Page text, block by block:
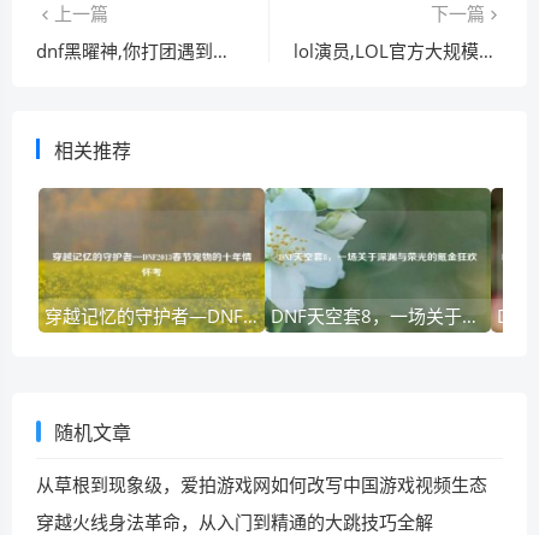
上一篇
dnf黑曜神,你打团遇到的最稀有的职业有哪些
下一篇
lol演员,LOL官方大规模封禁演员
相关推荐
穿越记忆的守护者—DNF2013春节宠物的十年情怀考 DNF天空套8，一场关于深渊与荣光的氪金狂欢
随机文章
从草根到现象级，爱拍游戏网如何改写中国游戏视频生态
穿越火线身法革命，从入门到精通的大跳技巧全解